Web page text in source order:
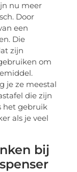
nu meer
Door
een
Die
zijn
om
je ze meestal
die zijn
het gebruik
als je veel
bij